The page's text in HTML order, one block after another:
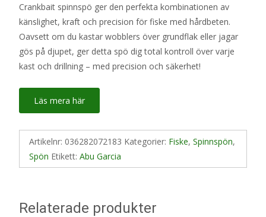
Crankbait spinnspö ger den perfekta kombinationen av
känslighet, kraft och precision för fiske med hårdbeten.
Oavsett om du kastar wobblers över grundflak eller jagar
gös på djupet, ger detta spö dig total kontroll över varje
kast och drillning – med precision och säkerhet!
Läs mera här
Artikelnr: 036282072183 Kategorier: Fiske, Spinnspön,
Spön Etikett: Abu Garcia
Relaterade produkter